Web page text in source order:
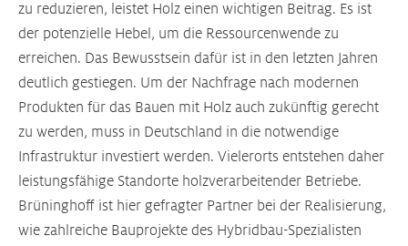
zu reduzieren, leistet Holz einen wichtigen Beitrag. Es ist
der potenzielle Hebel, um die Ressourcenwende zu
erreichen. Das Bewusstsein dafür ist in den letzten Jahren
deutlich gestiegen. Um der Nachfrage nach modernen
Produkten für das Bauen mit Holz auch zukünftig gerecht
zu werden, muss in Deutschland in die notwendige
Infrastruktur investiert werden. Vielerorts entstehen daher
leistungsfähige Standorte holzverarbeitender Betriebe.
Brüninghoff ist hier gefragter Partner bei der Realisierung,
wie zahlreiche Bauprojekte des Hybridbau-Spezialisten